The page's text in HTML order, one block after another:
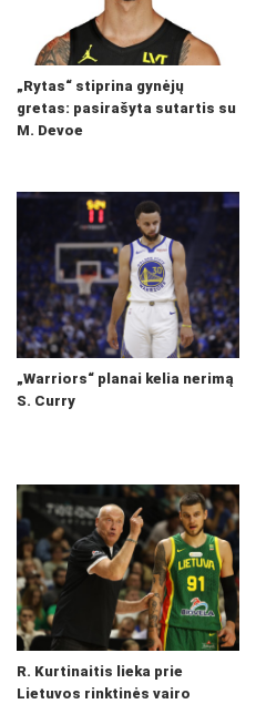
„Rytas“ stiprina gynėjų
gretas: pasirašyta sutartis su
M. Devoe
„Warriors“ planai kelia nerimą
S. Curry
R. Kurtinaitis lieka prie
Lietuvos rinktinės vairo